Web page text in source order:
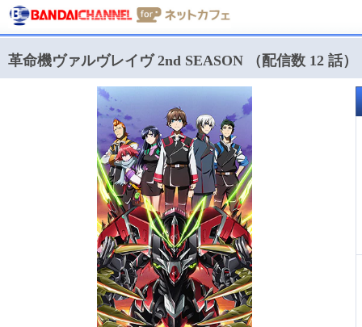
革命機ヴァルヴレイヴ 2nd SEASON （配信数 12 話）